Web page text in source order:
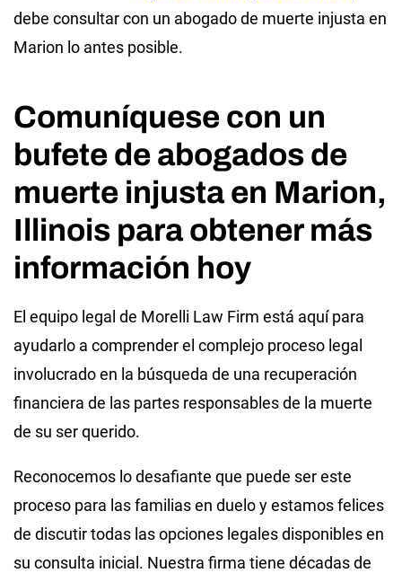
debe consultar con un abogado de muerte injusta en
Marion lo antes posible.
Comuníquese con un
bufete de abogados de
muerte injusta en Marion,
Illinois para obtener más
información hoy
El equipo legal de Morelli Law Firm está aquí para
ayudarlo a comprender el complejo proceso legal
involucrado en la búsqueda de una recuperación
financiera de las partes responsables de la muerte
de su ser querido.
Reconocemos lo desafiante que puede ser este
proceso para las familias en duelo y estamos felices
de discutir todas las opciones legales disponibles en
su consulta inicial. Nuestra firma tiene décadas de